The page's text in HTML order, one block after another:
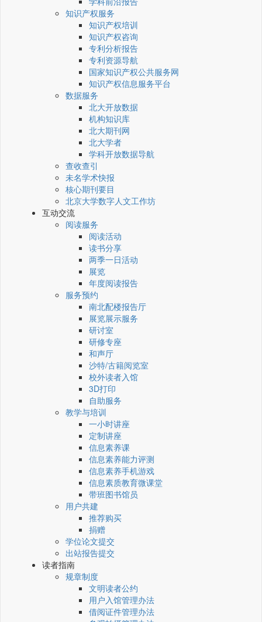
知识产权服务
知识产权培训
知识产权咨询
专利分析报告
专利资源导航
国家知识产权公共服务网
知识产权信息服务平台
数据服务
北大开放数据
机构知识库
北大期刊网
北大学者
学科开放数据导航
查收查引
未名学术快报
核心期刊要目
北京大学数字人文工作坊
互动交流
阅读服务
阅读活动
读书分享
两季一日活动
展览
年度阅读报告
服务预约
南北配楼报告厅
展览展示服务
研讨室
研修专座
和声厅
沙特/古籍阅览室
校外读者入馆
3D打印
自助服务
教学与培训
一小时讲座
定制讲座
信息素养课
信息素养能力评测
信息素养手机游戏
信息素质教育微课堂
带班图书馆员
用户共建
推荐购买
捐赠
学位论文提交
出站报告提交
读者指南
规章制度
文明读者公约
用户入馆管理办法
借阅证件管理办法